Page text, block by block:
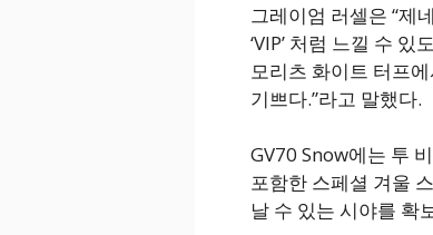
그레이엄 러셀은 “제
‘VIP’ 처럼 느낄 수
모리츠 화이트 터프
기쁘다.”라고 말했다.
GV70 Snow에는 투
포함한 스페셜 겨울
날 수 있는 시야를 확